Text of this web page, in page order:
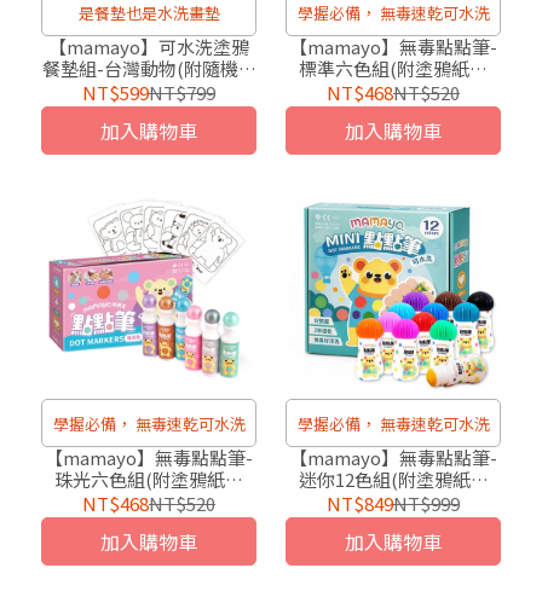
是餐墊也是水洗畫墊
【mamayo】可水洗塗鴉
餐墊組-台灣動物(附隨機四
色環保白板筆)
NT$599NT$799
加入購物車
學握必備， 無毒速乾可水洗
【mamayo】無毒點點筆-
標準六色組(附塗鴉紙，
60ml/色)
NT$468NT$520
加入購物車
學握必備， 無毒速乾可水洗
【mamayo】無毒點點筆-
珠光六色組(附塗鴉紙，
60ml/色)
NT$468NT$520
加入購物車
學握必備， 無毒速乾可水洗
【mamayo】無毒點點筆-
迷你12色組(附塗鴉紙，
25ml/色)
NT$849NT$999
加入購物車